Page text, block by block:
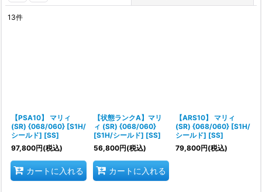
絞り込む
13件
【PSA10】 マリィ
(SR) {068/060} [S1H/
シールド] [SS]
97,800円(税込)
カートに入れる
【状態ランクA】マリ
ィ (SR) {068/060}
[S1H/シールド] [SS]
56,800円(税込)
カートに入れる
【ARS10】 マリィ
(SR) {068/060} [S1H/
シールド] [SS]
79,800円(税込)